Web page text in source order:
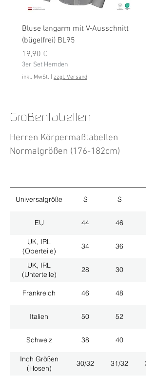
Bluse langarm mit V-Ausschnitt
(bügelfrei) BL95
Preis
19,90 €
3er Set Hemden
inkl. MwSt. zzgl. Versand
Größentabellen
Herren Körpermaßtabellen
Normalgrößen (176-182cm)
Universalgröße S S
EU 44 46
UK, IRL
(Oberteile)
34 36
UK, IRL
(Unterteile)
28 30
Frankreich 46 48
Italien 50 52
Schweiz 38 40
Inch Größen
(Hosen)
30/32 31/32 33/